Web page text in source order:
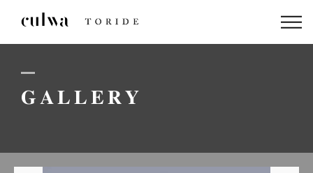
GALLERY
ABOUT US
PACKAGE
STAFF